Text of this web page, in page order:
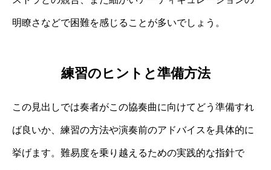
明瞭さなどで困難を感じることが多いでしょう。
練習のヒントと準備方法
この見出しでは奏者がこの協奏曲に向けてどう準備すれ
ば良いか、練習の方法や演奏前のアドバイスを具体的に
挙げます。難易度を乗り越えるための実践的な指針で